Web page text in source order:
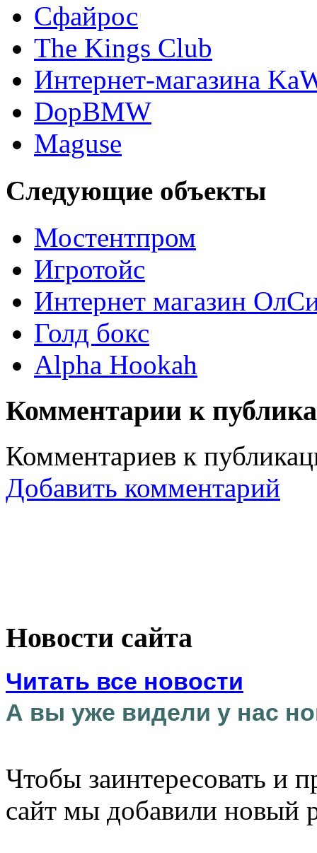
Сфайрос
The Kings Club
Интернет-магазина
DopBMW
Maguse
Следующие объекты
Мостентпром
Игротойс
Интернет магазин
Голд бокс
Alpha Hookah
Комментарии к
Комментариев к
Добавить комментарий
Новости сайта
Читать все новости
А вы уже видели у нас
Чтобы заинтересовать и
сайт мы добавили новый